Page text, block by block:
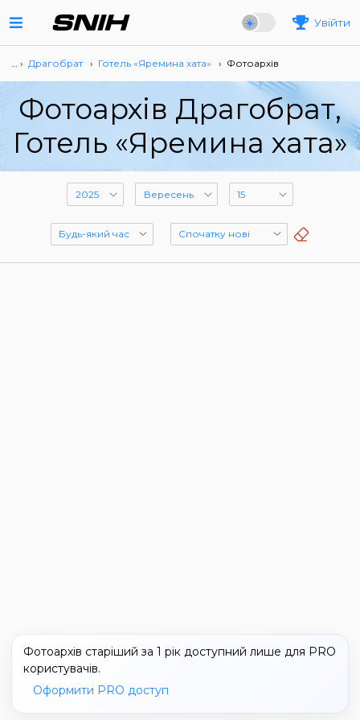
Увійти
… › Драгобрат › Готель «Яремина хата» › Фотоархів
Фотоархів Драгобрат,
Готель «Яремина хата»
Фотоархів старіший за 1 рік доступний лише для PRO
користувачів.
Оформити PRO доступ